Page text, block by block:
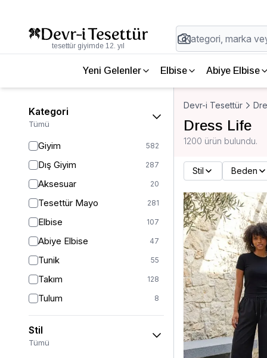
tesettür giyimde 12. yıl
Yeni Gelenler Elbise Abiye Elbise
Kategori
Tümü
Giyim 582
Dış Giyim 287
Aksesuar 20
Tesettür Mayo 281
Elbise 107
Abiye Elbise 47
Tunik 55
Takım 128
Tulum 8
Pantolon 151
Etek 19
Stil
Tümü
Devr-i Tesettür
Dress Life
1200 ürün bulundu.
Stil Beden